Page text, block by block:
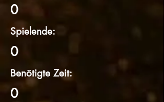
0
Spielende:
0
Benötigte Zeit:
0